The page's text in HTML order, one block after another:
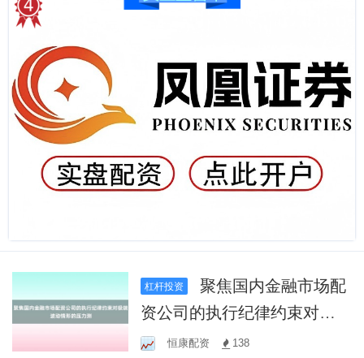
杠杆投资
聚焦国内金融市场配
资公司的执行纪律约束对极
端波动情形的压力测
恒康配资 138